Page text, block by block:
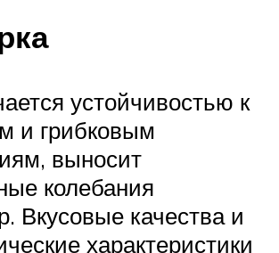
устойчивостью к
и грибковым
выносит
колебания
Вкусовые качества и
характеристики